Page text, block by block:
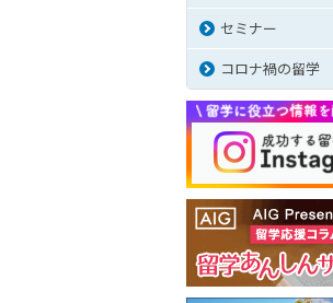
セミナー
コロナ禍の留学